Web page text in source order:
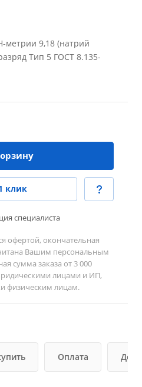
метрии 9,18 (натрий
Тип 5 ГОСТ 8.135-
клик
специалиста
офертой, окончательная
Вашим персональным
сумма заказа от 3 000
лицами и ИП,
физическим лицам.
Оплата